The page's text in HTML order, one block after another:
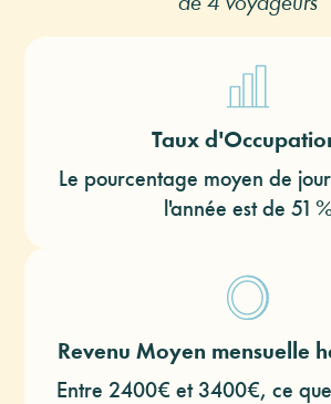
Taux
Le pourcentage moyen de
l'année est de 51
Revenu Moyen mensuelle
Entre 2400€ et 3400€, ce